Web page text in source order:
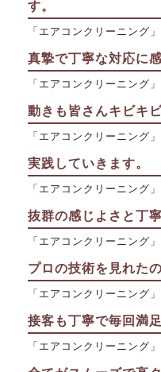
す。
「エアコンクリーニング
真摯で丁寧な対応に
「エアコンクリーニング
動きも皆さんキビキ
「エアコンクリーニング
実践していきます。
「エアコンクリーニング
抜群の感じよさと丁
「エアコンクリーニング
プロの技術を見れた
「エアコンクリーニング
接客も丁寧で毎回満足
「エアコンクリーニング